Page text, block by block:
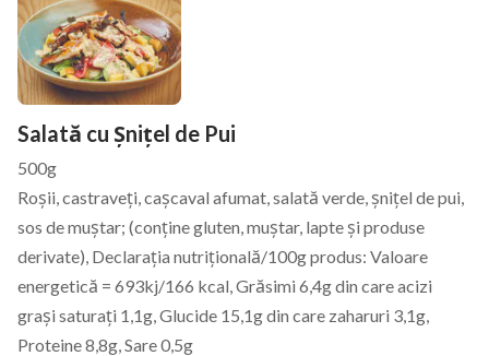
Salată cu Șnițel de Pui
500g
Roșii, castraveți, cașcaval afumat, salată verde, șnițel de pui,
sos de muștar; (conține gluten, muștar, lapte și produse
derivate), Declarația nutrițională/100g produs: Valoare
energetică = 693kj/166 kcal, Grăsimi 6,4g din care acizi
grași saturați 1,1g, Glucide 15,1g din care zaharuri 3,1g,
Proteine 8,8g, Sare 0,5g